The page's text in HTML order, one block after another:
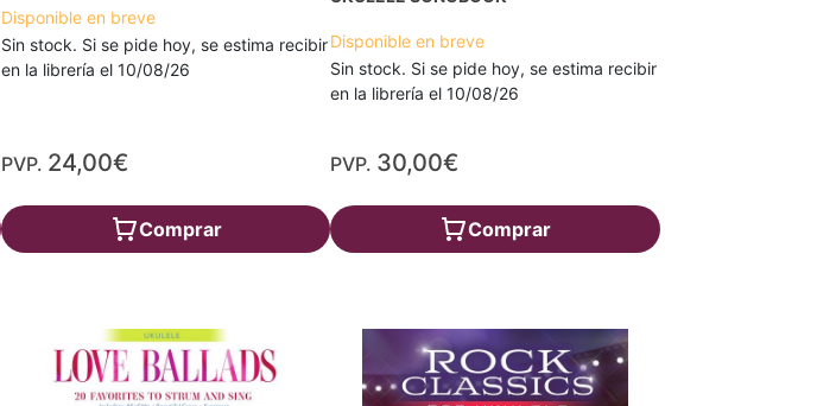
Disponible en breve
Sin stock. Si se pide hoy, se estima recibir
en la librería el 10/08/26
PVP. 24,00€
Comprar
Disponible en breve
Sin stock. Si se pide hoy, se estima recibir
en la librería el 10/08/26
PVP. 30,00€
Comprar